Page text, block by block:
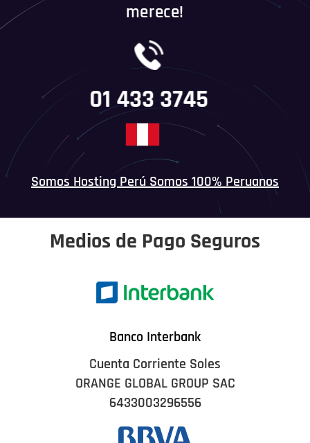
merece!
01 433 3745
Somos Hosting Perú Somos 100% Peruanos
Medios de Pago Seguros
Banco Interbank
Cuenta Corriente Soles
ORANGE GLOBAL GROUP SAC
6433003296556